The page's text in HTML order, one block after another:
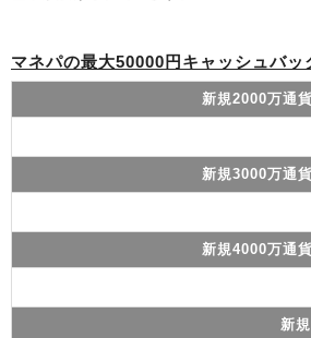
マネパの最大50000円キャッシュバ
新規2000万通
新規3000万通
新規4000万通
新